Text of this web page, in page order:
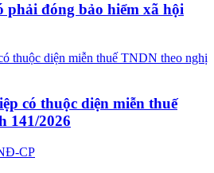
phải đóng bảo hiểm xã hội
có thuộc diện miễn thuế
141/2026